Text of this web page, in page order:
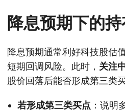
降息预期下的
降息预期通常利好科技股估
短期回调风险。此时， 关注
股价回落后能否形成第三类买
若形成第三类买点 ：说明